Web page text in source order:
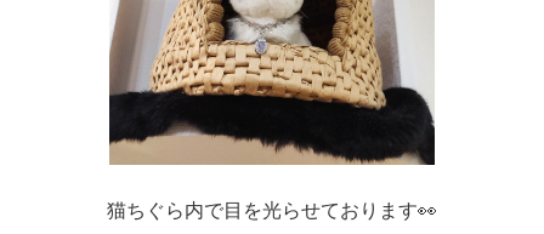
猫ちぐら内で目を光らせております👀